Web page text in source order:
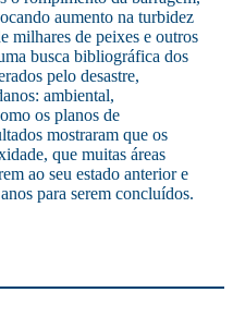
aumento na turbidez
milhares de peixes e outros
busca bibliográfica dos
pelo desastre,
ambiental,
os planos de
mostraram que os
que muitas áreas
ao seu estado anterior e
para serem concluídos.